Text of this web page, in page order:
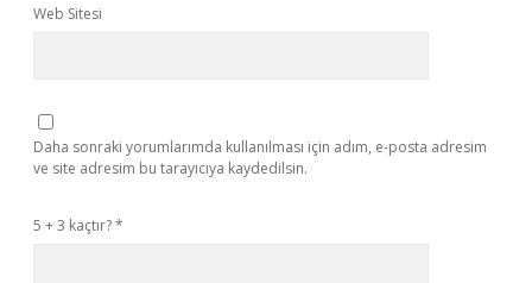
Web Sitesi
Daha sonraki yorumlarımda kullanılması için adım, e-posta adresim
ve site adresim bu tarayıcıya kaydedilsin.
5 + 3 kaçtır?*